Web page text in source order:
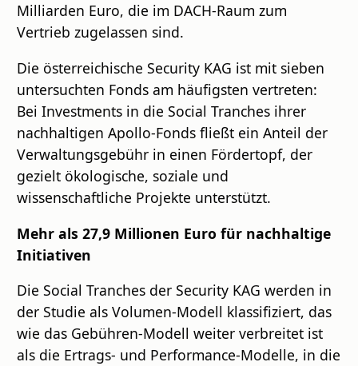
Milliarden Euro, die im DACH-Raum zum
Vertrieb zugelassen sind.
Die österreichische Security KAG ist mit sieben
untersuchten Fonds am häufigsten vertreten:
Bei Investments in die Social Tranches ihrer
nachhaltigen Apollo-Fonds fließt ein Anteil der
Verwaltungsgebühr in einen Fördertopf, der
gezielt ökologische, soziale und
wissenschaftliche Projekte unterstützt.
Mehr als 27,9 Millionen Euro für nachhaltige
Initiativen
Die Social Tranches der Security KAG werden in
der Studie als Volumen-Modell klassifiziert, das
wie das Gebühren-Modell weiter verbreitet ist
als die Ertrags- und Performance-Modelle, in die